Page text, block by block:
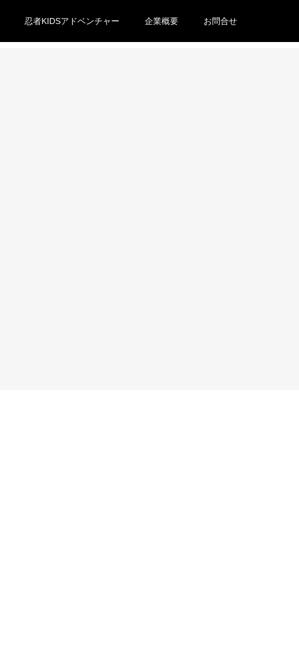
忍者KIDSアドベンチャー 企業概要 お問合せ